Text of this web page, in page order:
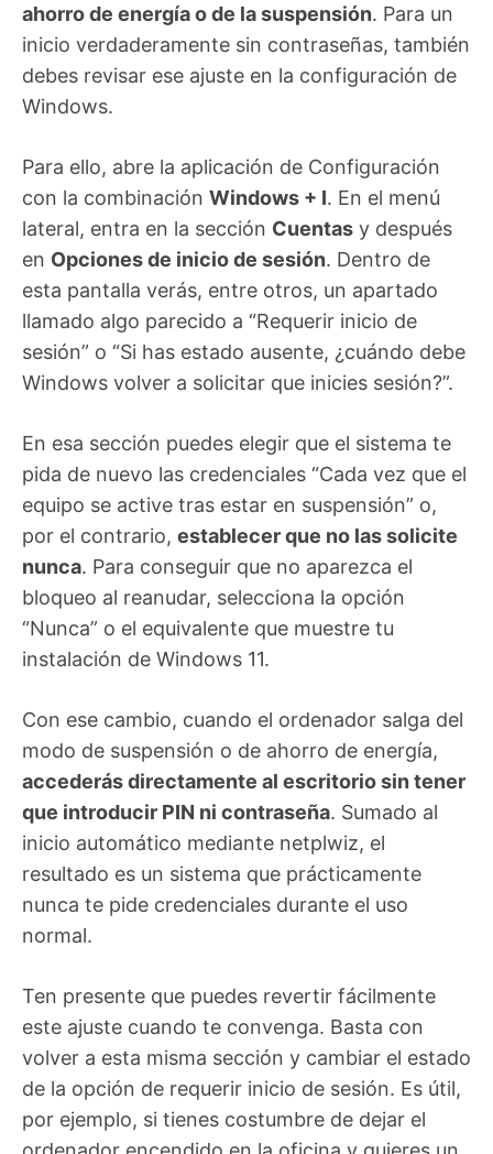
ahorro de energía o de la suspensión. Para un
inicio verdaderamente sin contraseñas, también
debes revisar ese ajuste en la configuración de
Windows.
Para ello, abre la aplicación de Configuración
con la combinación Windows + I. En el menú
lateral, entra en la sección Cuentas y después
en Opciones de inicio de sesión. Dentro de
esta pantalla verás, entre otros, un apartado
llamado algo parecido a “Requerir inicio de
sesión” o “Si has estado ausente, ¿cuándo debe
Windows volver a solicitar que inicies sesión?”.
En esa sección puedes elegir que el sistema te
pida de nuevo las credenciales “Cada vez que el
equipo se active tras estar en suspensión” o,
por el contrario, establecer que no las solicite
nunca. Para conseguir que no aparezca el
bloqueo al reanudar, selecciona la opción
“Nunca” o el equivalente que muestre tu
instalación de Windows 11.
Con ese cambio, cuando el ordenador salga del
modo de suspensión o de ahorro de energía,
accederás directamente al escritorio sin tener
que introducir PIN ni contraseña. Sumado al
inicio automático mediante netplwiz, el
resultado es un sistema que prácticamente
nunca te pide credenciales durante el uso
normal.
Ten presente que puedes revertir fácilmente
este ajuste cuando te convenga. Basta con
volver a esta misma sección y cambiar el estado
de la opción de requerir inicio de sesión. Es útil,
por ejemplo, si tienes costumbre de dejar el